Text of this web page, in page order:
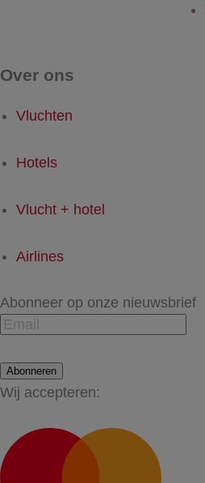
Over ons
Vluchten
Hotels
Vlucht + hotel
Airlines
Abonneer op onze nieuwsbrief
Abonneren
Wij accepteren: